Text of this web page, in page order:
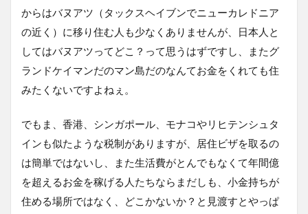
からはバヌアツ（タックスヘイブンでニューカレドニア
の近く）に移り住む人も少なくありませんが、日本人と
してはバヌアツってどこ？って思うはずですし、またグ
ランドケイマンだのマン島だのなんてお金をくれても住
みたくないですよねぇ。
でもま、香港、シンガポール、モナコやリヒテンシュタ
インも似たような税制がありますが、居住ビザを取るの
は簡単ではないし、また生活費がとんでもなくて年間億
を超えるお金を稼げる人たちならまだしも、小金持ちが
住める場所ではなく、どこかないか？と見渡すとやっぱ